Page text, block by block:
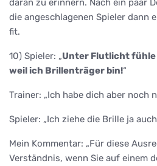
daran zu erinnern. Nach ein paar
die angeschlagenen Spieler dann
fit.
10) Spieler: „Unter Flutlicht
weil ich Brillenträger bin!“
Trainer: „Ich habe dich aber noch
Spieler: „Ich ziehe die Brille ja
Mein Kommentar: „Für diese
Verständnis, wenn Sie auf einem